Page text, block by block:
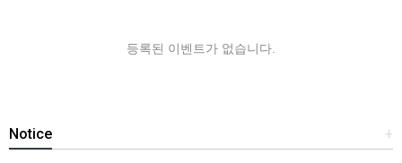
등록된 이벤트가 없습니다.
+
Notice